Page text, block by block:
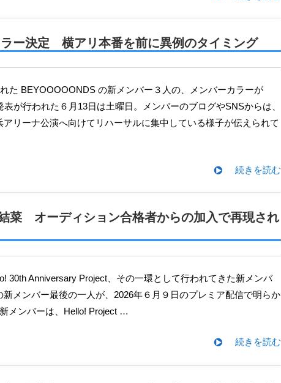
ー決定 横アリ本番を前に異例のタイミング
が行われた６月13日は土曜日。メンバーのブログやSNSからは、
リーナ公演へ向けてリハーサルに集中している様子が伝えられて
続きを読む
菜 オーディション合格者からの加入で再現され
メンバー最後の一人が、2026年６月９日のプレミア配信で明らか
メンバーは、Hello! Project …
続きを読む